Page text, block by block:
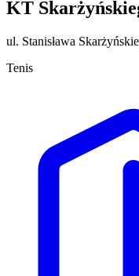
KT
ul. Stanisława
Tenis